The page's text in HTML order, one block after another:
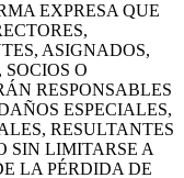
EXPRESA QUE
ASIGNADOS,
O
RESPONSABLES
ESPECIALES,
RESULTANTES
SIN LIMITARSE A
LA PÉRDIDA DE